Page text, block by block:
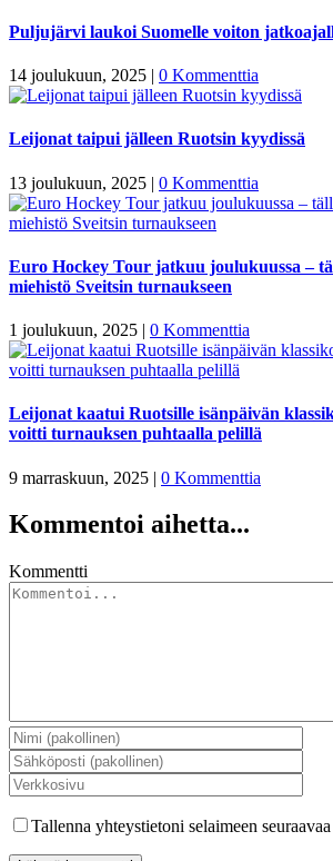
Puljujärvi laukoi Suomelle voiton
14 joulukuun, 2025 | 0 Kommenttia
Leijonat taipui jälleen Ruotsin kyydissä
13 joulukuun, 2025 | 0 Kommenttia
Euro Hockey Tour jatkuu joulukuussa –
miehistö Sveitsin turnaukseen
1 joulukuun, 2025 | 0 Kommenttia
Leijonat kaatui Ruotsille isänpäivän
voitti turnauksen puhtaalla pelillä
9 marraskuun, 2025 | 0 Kommenttia
Kommentoi aihetta...
Kommentti
Tallenna yhteystietoni selaimeen